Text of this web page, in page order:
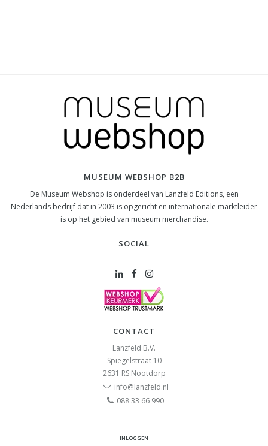
MUSEUM WEBSHOP B2B
De Museum Webshop is onderdeel van Lanzfeld Editions, een
Nederlands bedrijf dat in 2003 is opgericht en internationale marktleider
is op het gebied van museum merchandise.
SOCIAL
CONTACT
Lanzfeld B.V.
Spiegelstraat 10
2631 RS Nootdorp
info@lanzfeld.nl
088 33 66 990
INLOGGEN